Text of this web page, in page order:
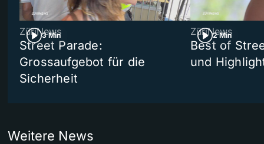
3 Min
ZüriNews
Street Parade:
Grossaufgebot für die
Sicherheit
2 Min
ZüriNews
Best of
und
Weitere News